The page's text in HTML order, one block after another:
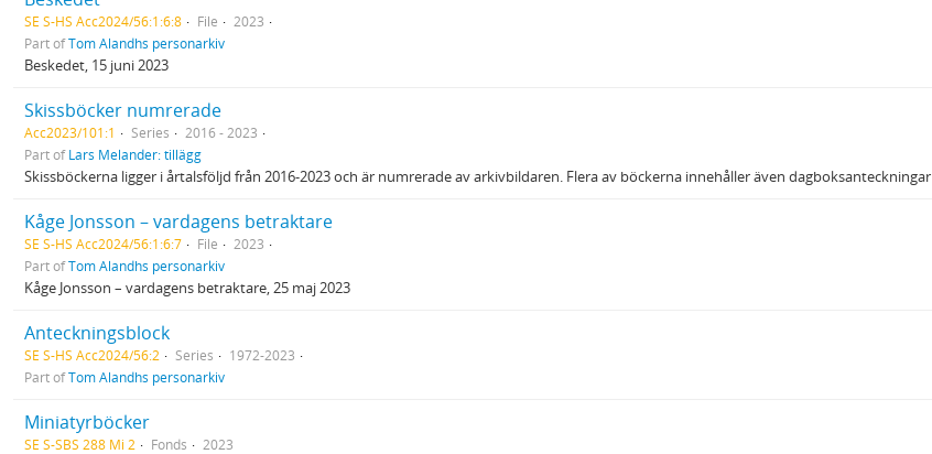
SE S-HS Acc2024/56:1:6:8 File
2023
Part ofTom Alandhs personarkiv
Beskedet, 15 juni 2023
Skissböcker numrerade
Acc2023/101:1 Series
2016 - 2023
Part ofLars Melander: tillägg
Skissböckerna ligger i årtalsföljd från 2016-2023 och är numrerade av arkivbildaren. Flera av böckerna innehåller även dagboksanteckningar
Kåge Jonsson – vardagens betraktare
SE S-HS Acc2024/56:1:6:7 File
2023
Part ofTom Alandhs personarkiv
Kåge Jonsson – vardagens betraktare, 25 maj 2023
Anteckningsblock
SE S-HS Acc2024/56:2 Series
1972-2023
Part ofTom Alandhs personarkiv
Miniatyrböcker
SE S-SBS 288 Mi 2 Fonds 2023